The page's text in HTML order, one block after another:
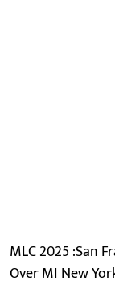
MLC 2025 :San
Over MI New